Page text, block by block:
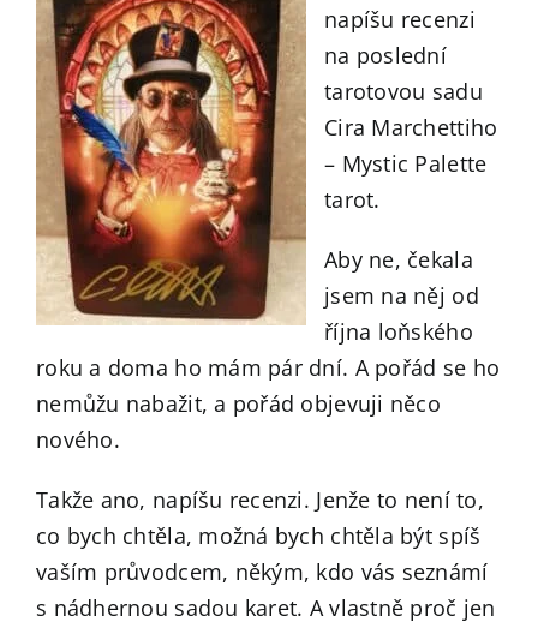
napíšu recenzi
na poslední
tarotovou sadu
Cira Marchettiho
– Mystic Palette
tarot.
Aby ne, čekala
jsem na něj od
října loňského
roku a doma ho mám pár dní. A pořád se ho
nemůžu nabažit, a pořád objevuji něco
nového.
Takže ano, napíšu recenzi. Jenže to není to,
co bych chtěla, možná bych chtěla být spíš
vaším průvodcem, někým, kdo vás seznámí
s nádhernou sadou karet. A vlastně proč jen